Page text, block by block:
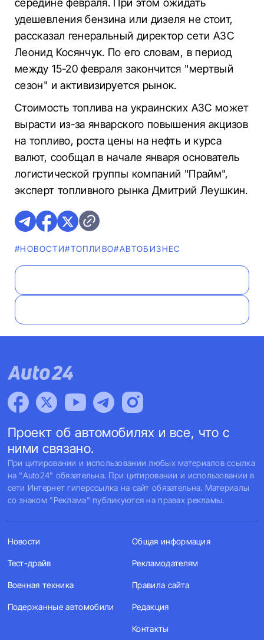
середине февраля. При этом ожидать
удешевления бензина или дизеля не стоит,
рассказал генеральный директор сети АЗС
Леонид Косянчук. По его словам, в период
между 15-20 февраля закончится "мертвый
сезон" и активизируется рынок.
Стоимость топлива на украинских АЗС может
вырасти из-за январского повышения акцизов
на топливо, роста цены на нефть и курса
валют, сообщал в начале января основатель
логистической группы компаний "Прайм",
эксперт топливного рынка Дмитрий Леушкин.
#НОВОСТИ#ТОПЛИВО#AВТОБИЗНЕС
Проект об автомобилях и все, что с
ними связано.
При цитировании и использовании любых материалов ссылка
на "Auto24" обязательна. При цитировании и использовании в
сети Интернет гиперссылка на сайт обязательна. Материалы
со знаком "Реклама" публикуются на правах рекламы.
Новости
Тест-драйв
Военная техника
Подержанные автомобили
Общая информация
Рекламодателям
Правила сайта
Редакция
Контакты